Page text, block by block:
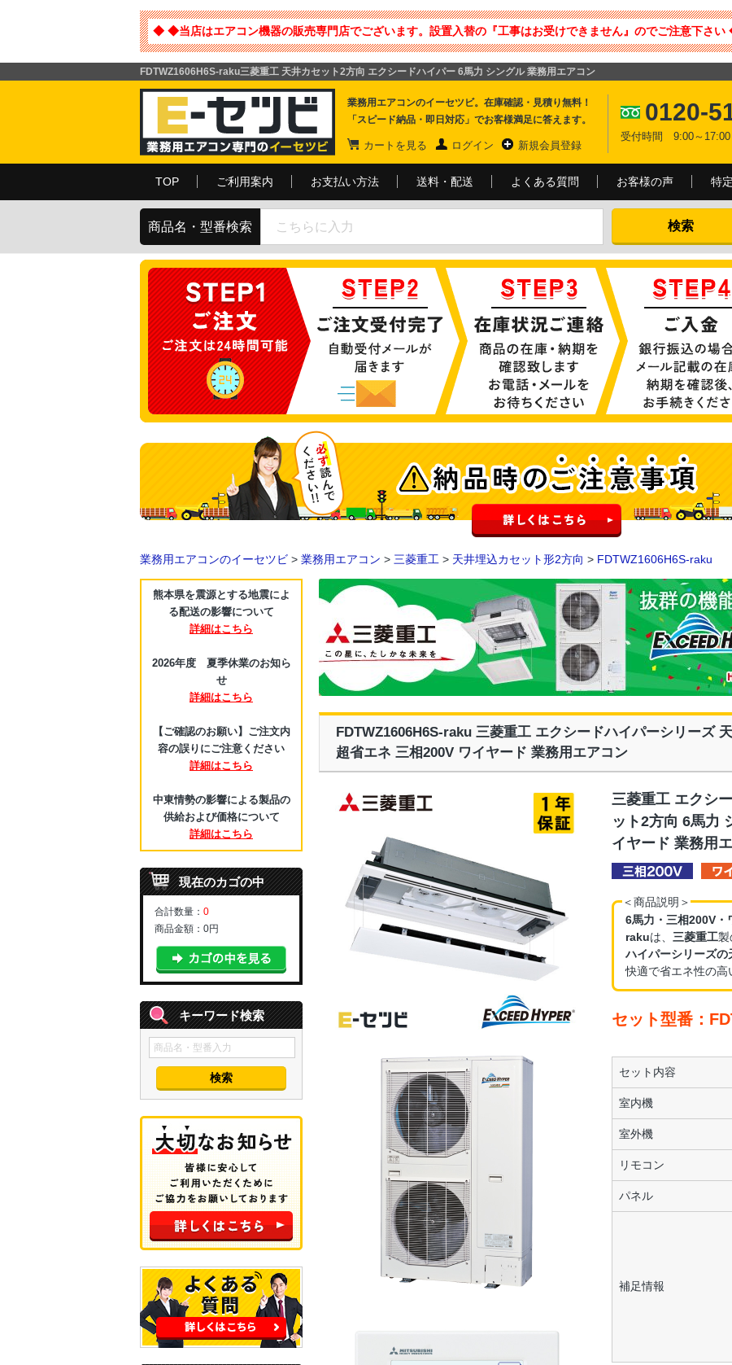
◆ ◆当店はエアコン機器の販売専門店でございます。設置入替の『工事はお受けできません』のでご注意下さ
FDTWZ1606H6S-raku三菱重工 天井カセット2方向 エクシードハイパー 6馬力 シングル 業務用エアコン
業務用エアコンのイーセツビ。在庫確認・見積り無料！
「スピード納品・即日対応」でお客様満足に答えます。
カートを見る ログイン 新規会員登録
0120-
受付時間 9:00～17:00
TOP ご利用案内 お支払い方法 送料・配送 よくある質問 お客様の声 特
商品名・型番検索
業務用エアコンのイーセツビ > 業務用エアコン > 三菱重工 > 天井埋込カセット形2方向 > FDTWZ1606H6S-raku
FDTWZ1606H6S-raku 三菱重工 エクシードハイパーシリーズ
超省エネ 三相200V ワイヤード 業務用エアコン
三菱重工 エクシ
ット2方向 6馬力
イヤード 業務用
＜商品説明＞
6馬力・三相200V・
rakuは、 三菱重工製
ハイパーシリーズの
快適で省エネ性の高
セット型番：
セット内容
室内機
室外機
リモコン
パネル
補足情報
熊本県を震源とする地震によ
る配送の影響について
詳細はこちら
2026年度 夏季休業のお知ら
せ
詳細はこちら
【ご確認のお願い】ご注文内
容の誤りにご注意ください
詳細はこちら
中東情勢の影響による製品の
供給および価格について
詳細はこちら
現在のカゴの中
合計数量： 0
商品金額： 0円
キーワード検索